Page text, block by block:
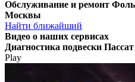
Обслуживание и ремонт
Москвы
Найти ближайший
Видео о наших сервисах
Диагностика подвески Пассат
Play